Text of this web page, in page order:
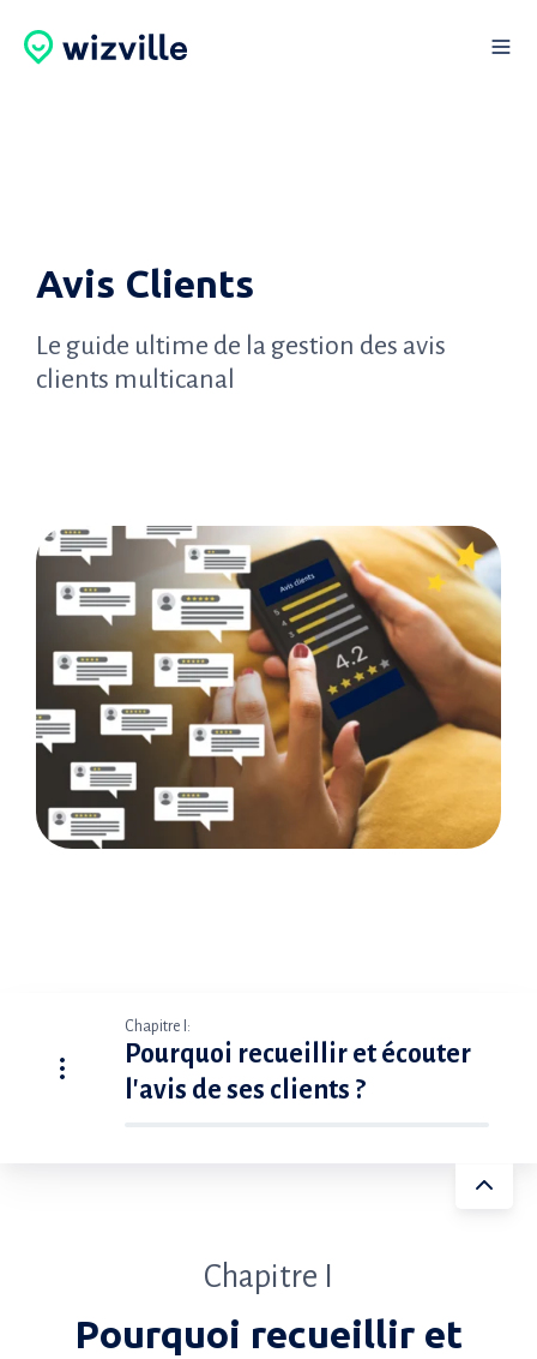
Avis Clients
Le guide ultime de la gestion des avis
clients multicanal
Chapitre I:
Pourquoi recueillir et écouter
l'avis de ses clients ?
Chapitre I
Pourquoi recueillir et